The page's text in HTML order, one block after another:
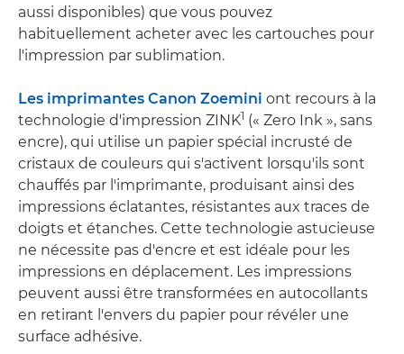
aussi disponibles) que vous pouvez
habituellement acheter avec les cartouches pour
l'impression par sublimation.
Les imprimantes Canon Zoemini ont recours à la
technologie d'impression ZINK1 (« Zero Ink », sans
encre), qui utilise un papier spécial incrusté de
cristaux de couleurs qui s'activent lorsqu'ils sont
chauffés par l'imprimante, produisant ainsi des
impressions éclatantes, résistantes aux traces de
doigts et étanches. Cette technologie astucieuse
ne nécessite pas d'encre et est idéale pour les
impressions en déplacement. Les impressions
peuvent aussi être transformées en autocollants
en retirant l'envers du papier pour révéler une
surface adhésive.